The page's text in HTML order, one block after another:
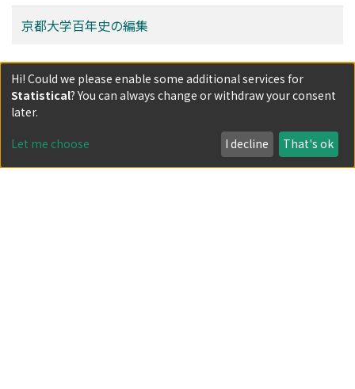
京都大学百年史の編集
Filters
Author
Date issued
Hi! Could we please enable some additional services for
Statistical? You can always change or withdraw your consent
later.
Let me choose I decline That's ok